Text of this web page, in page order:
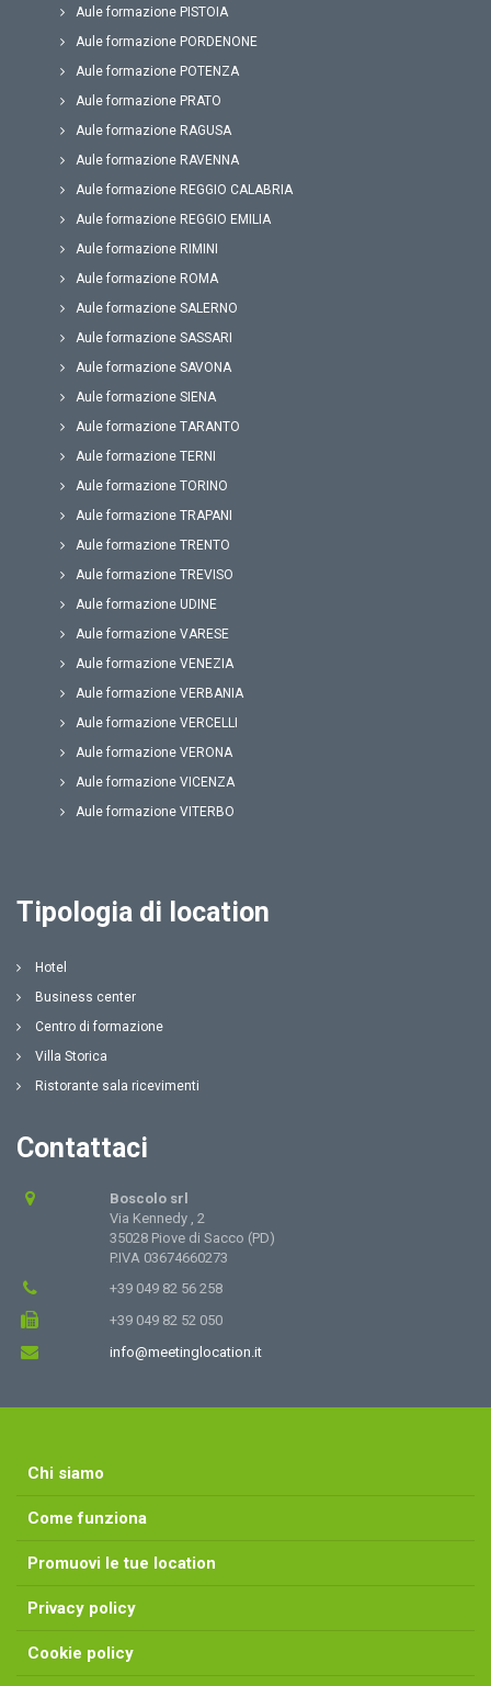
Aule formazione PISTOIA
Aule formazione PORDENONE
Aule formazione POTENZA
Aule formazione PRATO
Aule formazione RAGUSA
Aule formazione RAVENNA
Aule formazione REGGIO CALABRIA
Aule formazione REGGIO EMILIA
Aule formazione RIMINI
Aule formazione ROMA
Aule formazione SALERNO
Aule formazione SASSARI
Aule formazione SAVONA
Aule formazione SIENA
Aule formazione TARANTO
Aule formazione TERNI
Aule formazione TORINO
Aule formazione TRAPANI
Aule formazione TRENTO
Aule formazione TREVISO
Aule formazione UDINE
Aule formazione VARESE
Aule formazione VENEZIA
Aule formazione VERBANIA
Aule formazione VERCELLI
Aule formazione VERONA
Aule formazione VICENZA
Aule formazione VITERBO
Tipologia di location
Hotel
Business center
Centro di formazione
Villa Storica
Ristorante sala ricevimenti
Contattaci
Boscolo srl
Via Kennedy , 2
35028 Piove di Sacco (PD)
P.IVA 03674660273
+39 049 82 56 258
+39 049 82 52 050
info@meetinglocation.it
Chi siamo
Come funziona
Promuovi le tue location
Privacy policy
Cookie policy